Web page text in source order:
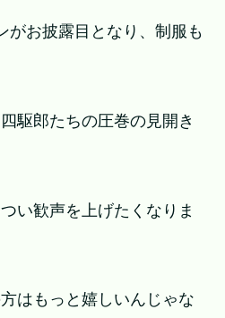
がお披露目となり、制服も
駆郎たちの圧巻の見開き
い歓声を上げたくなりま
はもっと嬉しいんじゃな